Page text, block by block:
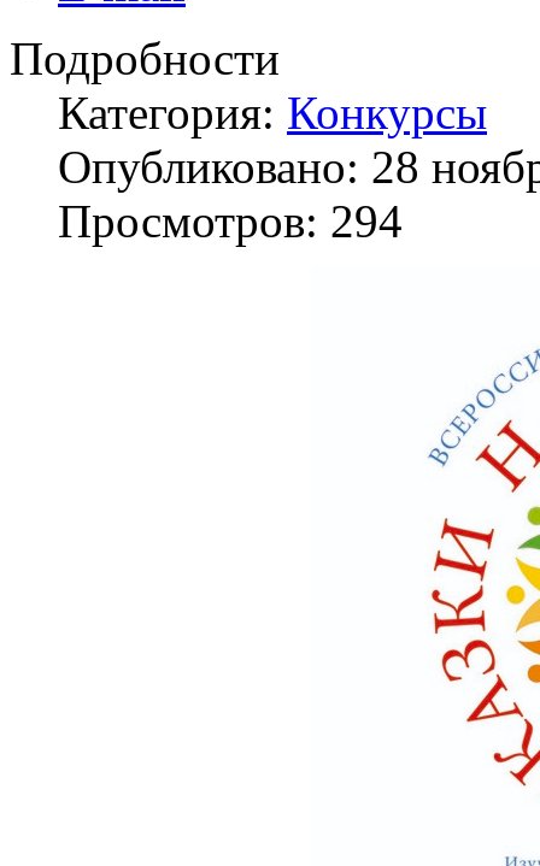
Подробности
Категория: Конкурсы
Опубликовано: 28
Просмотров: 294